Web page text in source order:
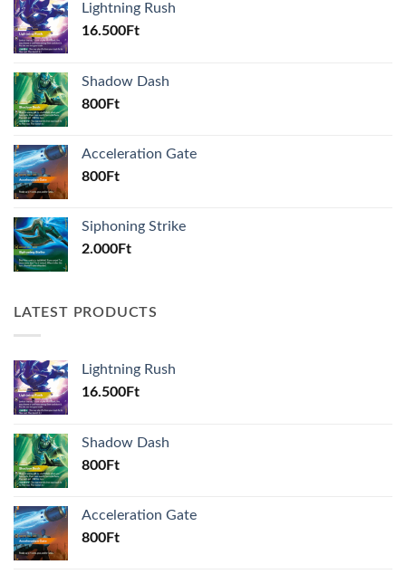
Lightning Rush
16.500Ft
Shadow Dash
800Ft
Acceleration Gate
800Ft
Siphoning Strike
2.000Ft
LATEST PRODUCTS
Lightning Rush
16.500Ft
Shadow Dash
800Ft
Acceleration Gate
800Ft